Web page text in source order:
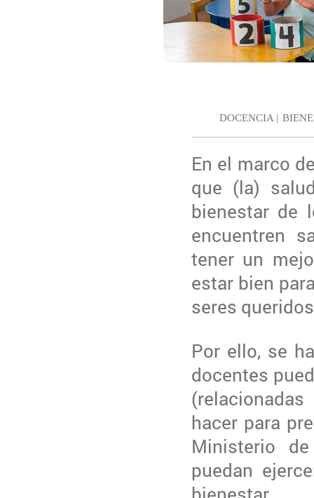
DOCENCIA |
En el marco
que (la)
bienestar de
encuentren
tener un
estar bien
seres
Por ello, se
docentes
hacer para
Ministerio
puedan